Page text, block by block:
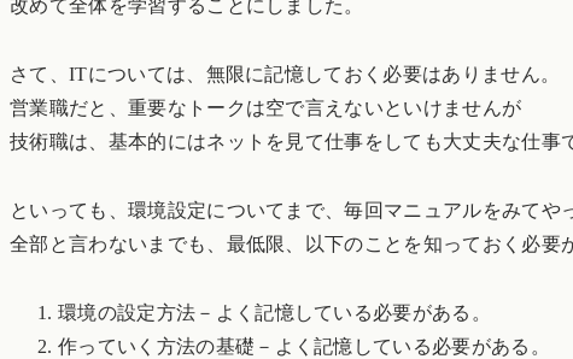
改めて全体を学習することにしました。
さて、ITについては、無限に記憶しておく必要はありません。
営業職だと、重要なトークは空で言えないといけませんが
技術職は、基本的にはネットを見て仕事をしても大丈夫な仕事
といっても、環境設定についてまで、毎回マニュアルをみてや
全部と言わないまでも、最低限、以下のことを知っておく必要
環境の設定方法－よく記憶している必要がある。
作っていく方法の基礎－よく記憶している必要がある。